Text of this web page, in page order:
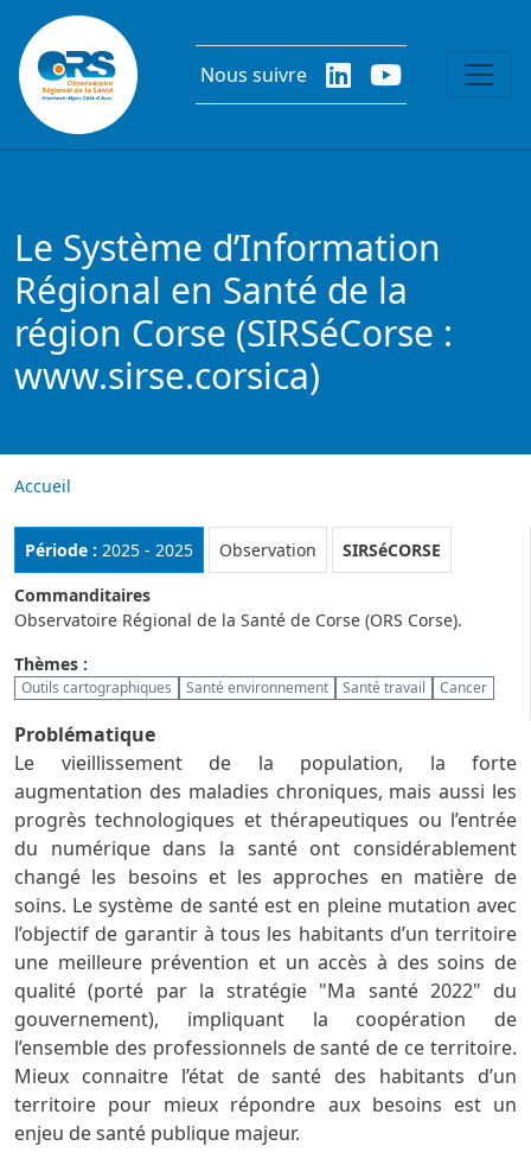
Aller au contenu principal
Nous suivre
Le Système d’Information
Régional en Santé de la
région Corse (SIRSéCorse :
www.sirse.corsica)
Accueil
Période : 2025 - 2025 Rubrique :
Observation
SIRSéCORSE
Commanditaires
Observatoire Régional de la Santé de Corse (ORS Corse).
Thèmes :
Outils cartographiques Santé environnement Santé travail Cancer
Problématique
Le vieillissement de la population, la forte
augmentation des maladies chroniques, mais aussi les
progrès technologiques et thérapeutiques ou l’entrée
du numérique dans la santé ont considérablement
changé les besoins et les approches en matière de
soins. Le système de santé est en pleine mutation avec
l’objectif de garantir à tous les habitants d’un territoire
une meilleure prévention et un accès à des soins de
qualité (porté par la stratégie "Ma santé 2022" du
gouvernement), impliquant la coopération de
l’ensemble des professionnels de santé de ce territoire.
Mieux connaitre l’état de santé des habitants d’un
territoire pour mieux répondre aux besoins est un
enjeu de santé publique majeur.